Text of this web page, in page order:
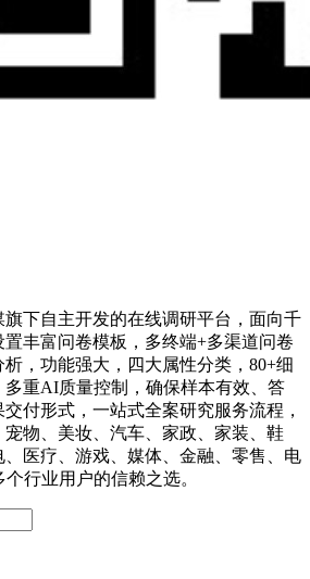
下自主开发的在线调研平台，面向千
丰富问卷模板，多终端+多渠道问卷
，功能强大，四大属性分类，80+细
重AI质量控制，确保样本有效、答
付形式，一站式全案研究服务流程，
物、美妆、汽车、家政、家装、鞋
医疗、游戏、媒体、金融、零售、电
行业用户的信赖之选。